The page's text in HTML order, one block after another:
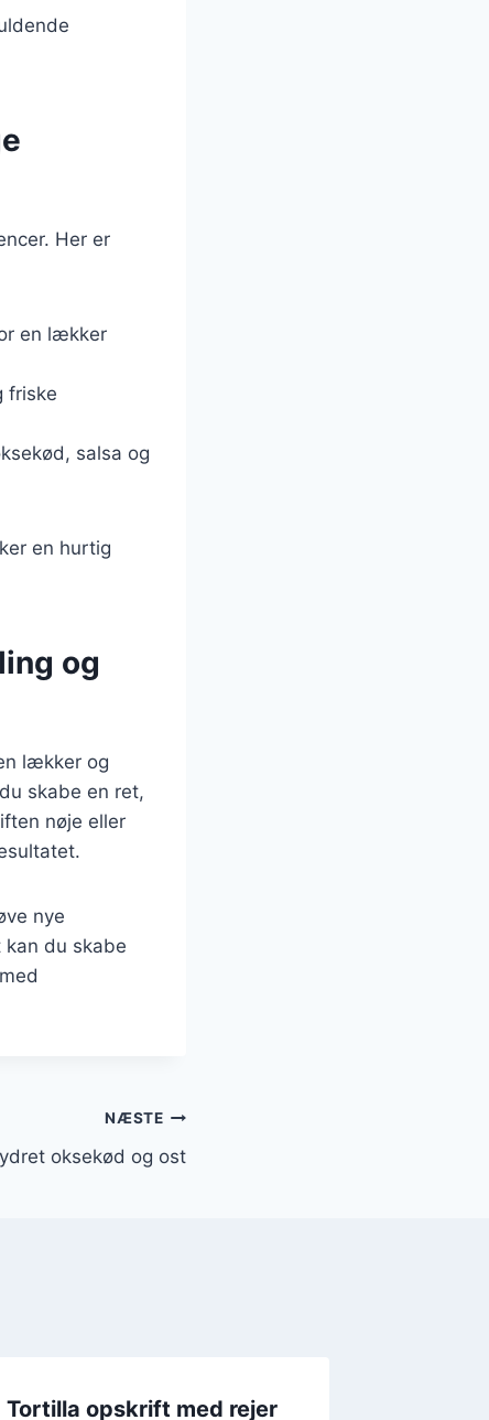
Her er
en lækker
friske
salsa og
en hurtig
og
lækker og
skabe en ret,
nøje eller
nye
kan du skabe
NÆSTE
oksekød og ost
Tortilla opskrift med rejer